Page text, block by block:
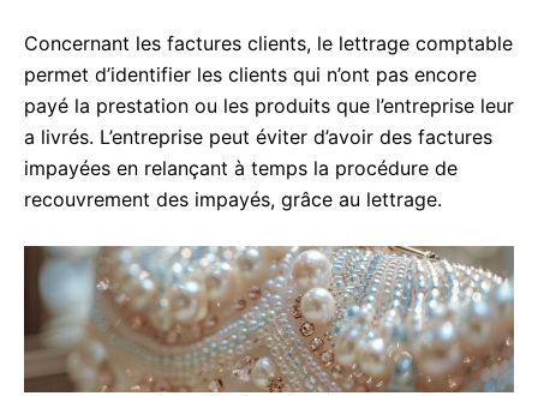
Concernant les factures clients, le lettrage comptable
permet d’identifier les clients qui n’ont pas encore
payé la prestation ou les produits que l’entreprise leur
a livrés. L’entreprise peut éviter d’avoir des factures
impayées en relançant à temps la procédure de
recouvrement des impayés, grâce au lettrage.